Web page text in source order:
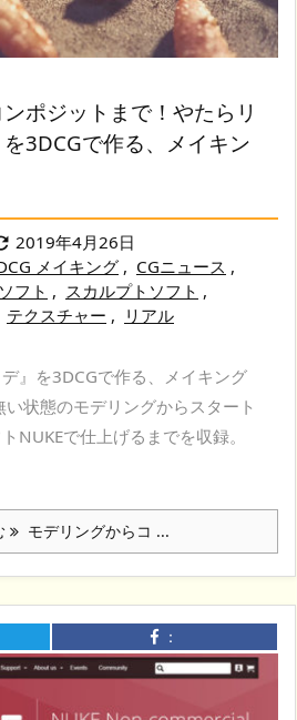
ポジットまで！やたらリ
3DCGで作る、メイキン
2019年4月26日
メイキング , CGニュース ,
フト , スカルプトソフト ,
テクスチャー , リアル
』を3DCGで作る、メイキング
状態のモデリングからスタート
NUKEで仕上げるまでを収録。
モデリングからコ ...
：